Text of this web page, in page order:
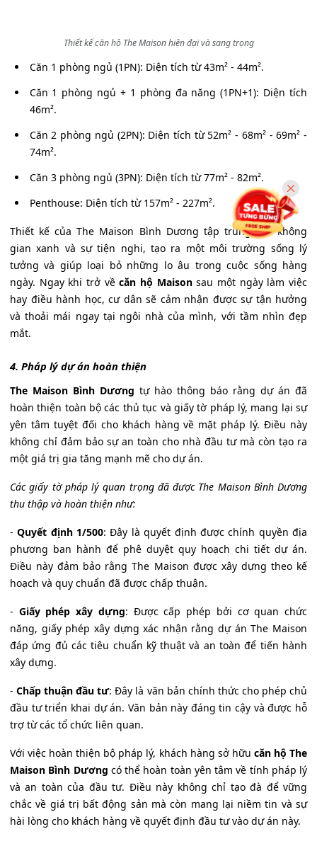
Thiết kế căn hộ The Maison hiện đại và sang trọng
Căn 1 phòng ngủ (1PN): Diện tích từ 43m² - 44m².
Căn 1 phòng ngủ + 1 phòng đa năng (1PN+1): Diện tích
46m².
Căn 2 phòng ngủ (2PN): Diện tích từ 52m² - 68m² - 69m² -
74m².
Căn 3 phòng ngủ (3PN): Diện tích từ 77m² - 82m².
Penthouse: Diện tích từ 157m² - 227m².
Thiết kế của The Maison Bình Dương tập trung vào không
gian xanh và sự tiện nghi, tạo ra một môi trường sống lý
tưởng và giúp loại bỏ những lo âu trong cuộc sống hàng
ngày. Ngay khi trở vềcăn hộ Maisonsau một ngày làm việc
hay điều hành học, cư dân sẽ cảm nhận được sự tận hưởng
và thoải mái ngay tại ngôi nhà của mình, với tầm nhìn đẹp
mắt.
4. Pháp lý dự án hoàn thiện
The Maison Bình Dương tự hào thông báo rằng dự án đã
hoàn thiện toàn bộ các thủ tục và giấy tờ pháp lý, mang lại sự
yên tâm tuyệt đối cho khách hàng về mặt pháp lý. Điều này
không chỉ đảm bảo sự an toàn cho nhà đầu tư mà còn tạo ra
một giá trị gia tăng mạnh mẽ cho dự án.
Các giấy tờ pháp lý quan trọng đã được The Maison Bình Dương
thu thập và hoàn thiện như:
-Quyết định 1/500: Đây là quyết định được chính quyền địa
phương ban hành để phê duyệt quy hoạch chi tiết dự án.
Điều này đảm bảo rằng The Maison được xây dựng theo kế
hoạch và quy chuẩn đã được chấp thuận.
- Giấy phép xây dựng: Được cấp phép bởi cơ quan chức
năng, giấy phép xây dựng xác nhận rằng dự án The Maison
đáp ứng đủ các tiêu chuẩn kỹ thuật và an toàn để tiến hành
xây dựng.
-Chấp thuận đầu tư: Đây là văn bản chính thức cho phép chủ
đầu tư triển khai dự án. Văn bản này đáng tin cậy và được hỗ
trợ từ các tổ chức liên quan.
Với việc hoàn thiện bộ pháp lý, khách hàng sở hữu căn hộ The
Maison Bình Dương có thể hoàn toàn yên tâm về tính pháp lý
và an toàn của đầu tư. Điều này không chỉ tạo đà để vững
chắc về giá trị bất động sản mà còn mang lại niềm tin và sự
hài lòng cho khách hàng về quyết định đầu tư vào dự án này.